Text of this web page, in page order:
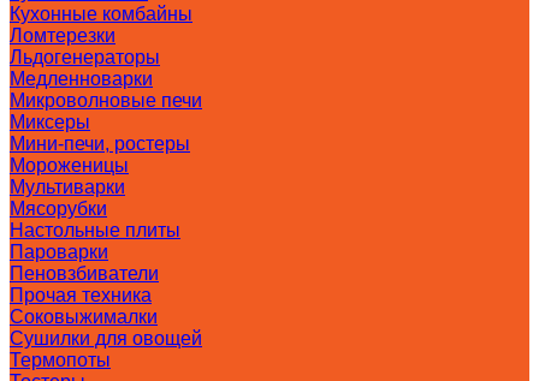
Кухонные комбайны
Ломтерезки
Льдогенераторы
Медленноварки
Микроволновые печи
Миксеры
Мини-печи, ростеры
Мороженицы
Мультиварки
Мясорубки
Настольные плиты
Пароварки
Пеновзбиватели
Прочая техника
Соковыжималки
Сушилки для овощей
Термопоты